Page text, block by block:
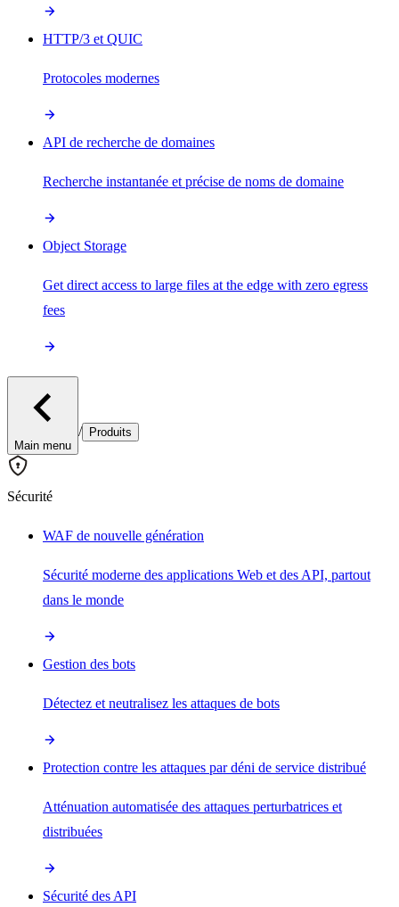
HTTP/3 et QUIC
Protocoles modernes
API de recherche de domaines
Recherche instantanée et précise de noms de domaine
Object Storage
Get direct access to large files at the edge with zero egress
fees
Main menu
/ Produits
Sécurité
WAF de nouvelle génération
Sécurité moderne des applications Web et des API, partout
dans le monde
Gestion des bots
Détectez et neutralisez les attaques de bots
Protection contre les attaques par déni de service distribué
Atténuation automatisée des attaques perturbatrices et
distribuées
Sécurité des API